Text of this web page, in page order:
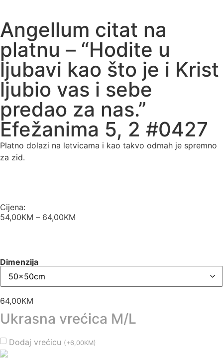
Angellum citat na
platnu – “Hodite u
ljubavi kao što je i Krist
ljubio vas i sebe
predao za nas.”
Efežanima 5, 2 #0427
Platno dolazi na letvicama i kao takvo odmah je spremno
za zid.
Cijena:
54,00KM – 64,00KM
Dimenzija
64,00KM
Ukrasna vrećica M/L
Dodaj vrećicu (+6,00KM)